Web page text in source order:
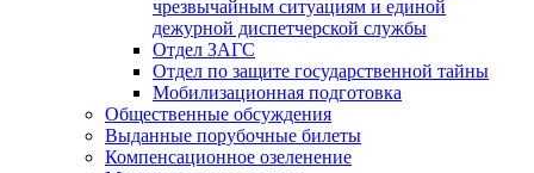
чрезвычайным ситуациям и единой
дежурной диспетчерской службы
Отдел ЗАГС
Отдел по защите государственной тайны
Мобилизационная подготовка
Общественные обсуждения
Выданные порубочные билеты
Компенсационное озеленение